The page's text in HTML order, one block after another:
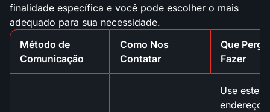
finalidade específica e você pode escolher o mais
adequado para sua necessidade.
Método de
Comunicação
Como Nos
Contatar
Que
Fazer
Use este
endereço